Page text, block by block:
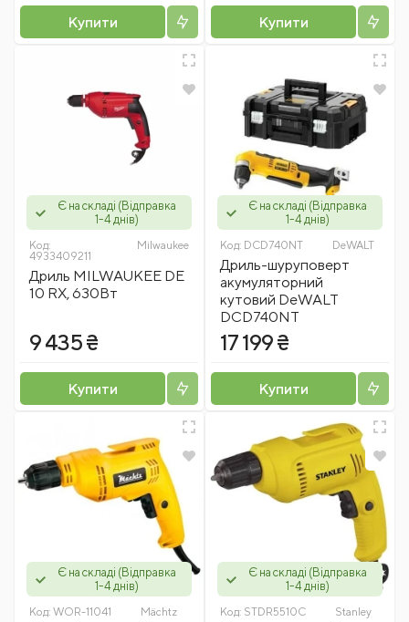
Купити Купити
Є на складі (Відправка
1-4 днів)
Код:
4933409211
Milwaukee
Дриль MILWAUKEE DE
10 RX, 630Вт
9 435 ₴
Купити
Є на складі (Відправка
1-4 днів)
Код: DCD740NT DeWALT
Дриль-шуруповерт
акумуляторний
кутовий DeWALT
DCD740NT
17 199 ₴
Купити
Є на складі (Відправка
1-4 днів)
Код: WOR-11041 Mächtz
Є на складі (Відправка
1-4 днів)
Код: STDR5510C Stanley